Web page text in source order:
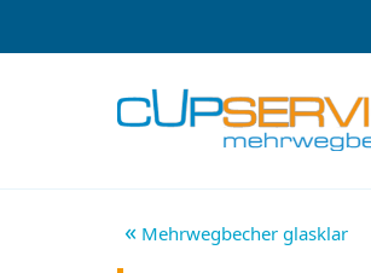
« Mehrwegbecher glasklar